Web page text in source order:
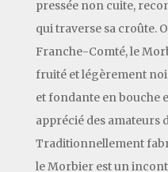
pressée non cuite,
qui traverse sa croûte.
Franche-Comté, le
fruité et légèrement
et fondante en bouche
apprécié des amateurs
Traditionnellement
le Morbier est un